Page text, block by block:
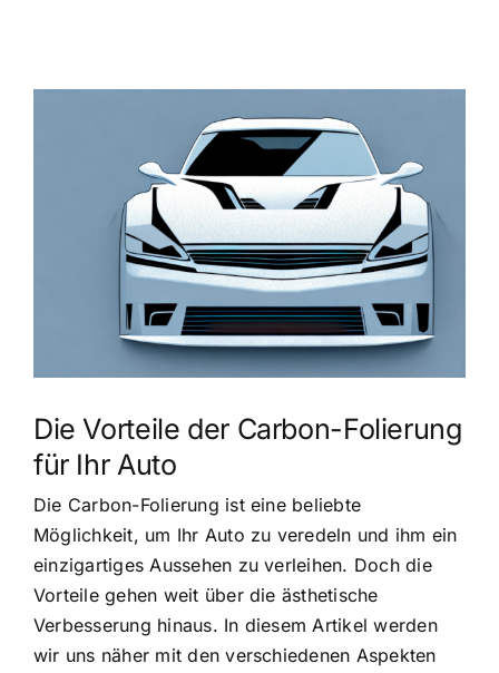
Die Vorteile der Carbon-Folierung
für Ihr Auto
Die Carbon-Folierung ist eine beliebte
Möglichkeit, um Ihr Auto zu veredeln und ihm ein
einzigartiges Aussehen zu verleihen. Doch die
Vorteile gehen weit über die ästhetische
Verbesserung hinaus. In diesem Artikel werden
wir uns näher mit den verschiedenen Aspekten